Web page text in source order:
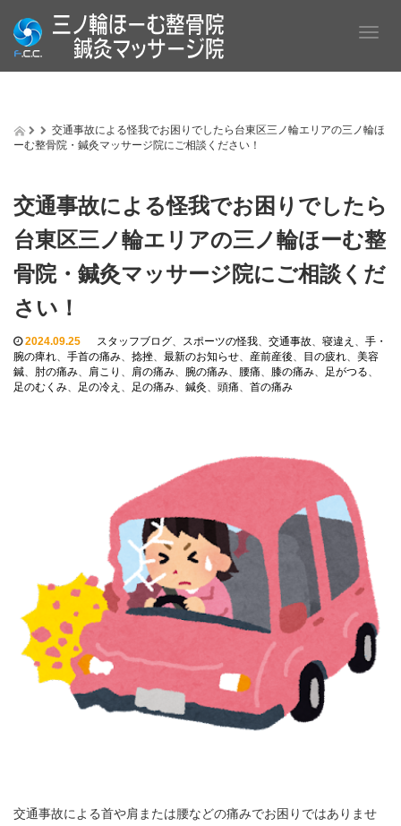
T
g
e
g
a
t
i
o
交通事故による怪我でお困りでしたら台東区三ノ輪エリアの三ノ輪ほ
ーむ整骨院・鍼灸マッサージ院にご相談ください！
交通事故による怪我でお困りでしたら
台東区三ノ輪エリアの三ノ輪ほーむ整
骨院・鍼灸マッサージ院にご相談くだ
さい！
2024.09.25 スタッフブログ、 スポーツの怪我、 交通事故、 寝違え 、 手・
腕の痺れ、 手首の痛み、 捻挫、 最新のお知らせ、 産前産後、 目の疲れ、 美容
鍼、 肘の痛み、 肩こり 、 肩の痛み、 腕の痛み、 腰痛、 膝の痛み、 足がつる、
足のむくみ、 足の冷え 、 足の痛み、 鍼灸、 頭痛、 首の痛み
交通事故による首や肩または腰などの痛みでお困りではありませ